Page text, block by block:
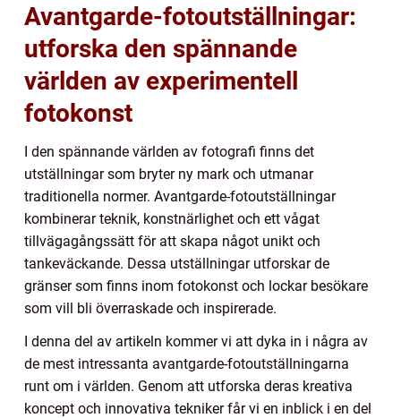
Avantgarde-fotoutställningar:
utforska den spännande
världen av experimentell
fotokonst
I den spännande världen av fotografi finns det
utställningar som bryter ny mark och utmanar
traditionella normer. Avantgarde-fotoutställningar
kombinerar teknik, konstnärlighet och ett vågat
tillvägagångssätt för att skapa något unikt och
tankeväckande. Dessa utställningar utforskar de
gränser som finns inom fotokonst och lockar besökare
som vill bli överraskade och inspirerade.
I denna del av artikeln kommer vi att dyka in i några av
de mest intressanta avantgarde-fotoutställningarna
runt om i världen. Genom att utforska deras kreativa
koncept och innovativa tekniker får vi en inblick i en del